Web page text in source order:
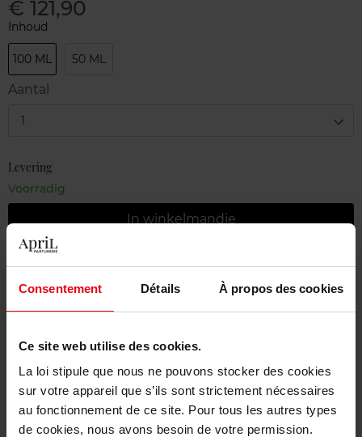
Consentement Détails À propos des cookies
Ce site web utilise des cookies.
La loi stipule que nous ne pouvons stocker des cookies
sur votre appareil que s’ils sont strictement nécessaires
au fonctionnement de ce site. Pour tous les autres types
de cookies, nous avons besoin de votre permission.
€ 121,90
Inhoud
100 ML 50 ML
Aantal
1
Levering
Voorradig
In winkelmandje
Gratis levering bij aankoop van min. 55€
Gratis retour in je winkelpunt
Beschrijving